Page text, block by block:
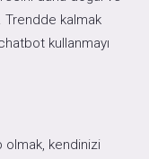
Trendde kalmak
kullanmayı
olmak, kendinizi